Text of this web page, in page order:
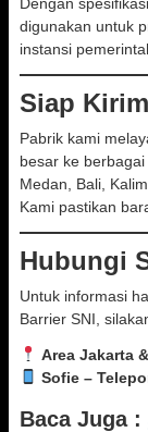
digunakan untuk
instansi
Siap
Pabrik kami
besar ke
Medan, Bali,
Kami pastikan
Hubungi
Untuk informasi
Barrier SNI,
Area Jakarta
Sofie –
Baca Juga :